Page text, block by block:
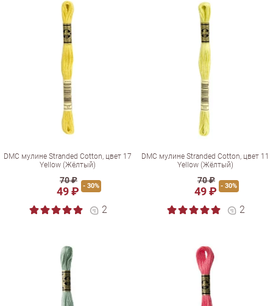
DMC мулине Stranded Cotton, цвет 17
Yellow (Жёлтый)
70 ₽
49 ₽ - 30%
2
DMC мулине Stranded Cotton, цвет 11
Yellow (Жёлтый)
70 ₽
49 ₽ - 30%
2